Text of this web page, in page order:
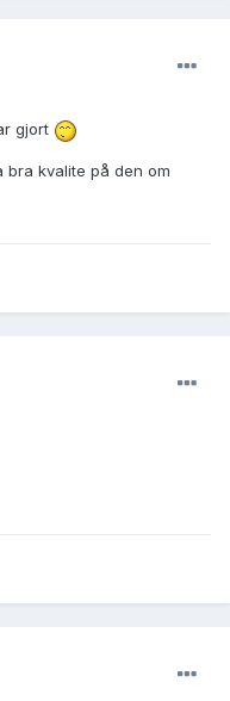
gjort
bra kvalite på den om